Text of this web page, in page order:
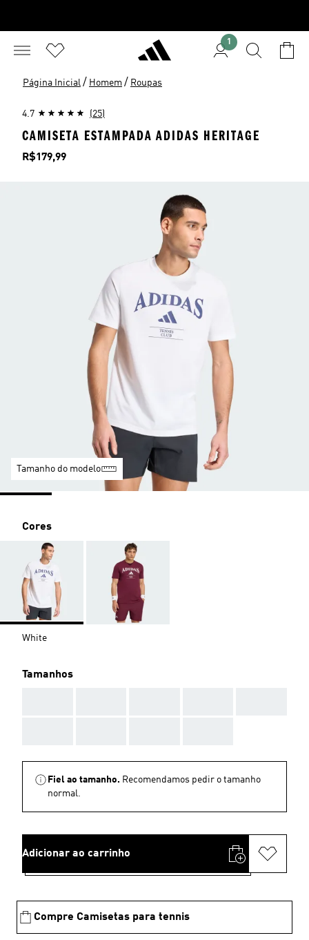
1
Página Inicial / Homem / Roupas
4.7 (25)
CAMISETA ESTAMPADA ADIDAS HERITAGE
Preço
R$179,99
Tamanho do modelo
Cores
White
Tamanhos
Fiel ao tamanho. Recomendamos pedir o tamanho
normal.
Adicionar ao carrinho
Compre Camisetas para tennis